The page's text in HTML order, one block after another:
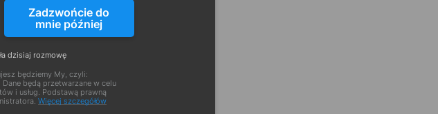
telefonu
poprawny numer telefonu w formacie E164
Zadzwońcie do
mnie później
dzisiaj rozmowę
będziemy My, czyli:
Dane będą przetwarzane w celu
i usług. Podstawą prawną
Więcej szczegółów